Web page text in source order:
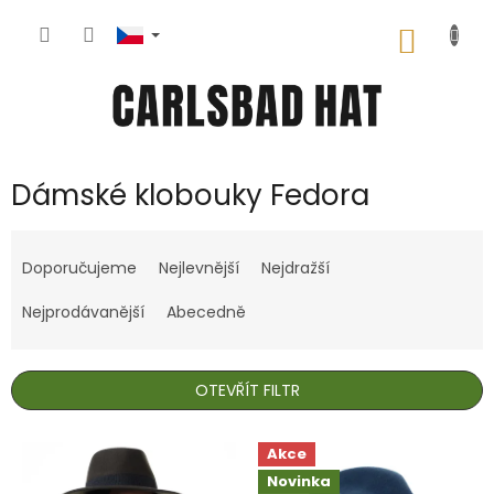
Dámské klobouky Fedora
a
e
p
r
Doporučujeme Nejlevnější
Nejdražší
Nejprodávanější
Abecedně
OTEVŘÍT FILTR
Akce
Novinka